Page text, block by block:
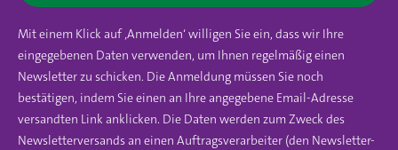
Mit einem Klick auf ‚Anmelden‘ willigen Sie ein, dass wir Ihre
eingegebenen Daten verwenden, um Ihnen regelmäßig einen
Newsletter zu schicken. Die Anmeldung müssen Sie noch
bestätigen, indem Sie einen an Ihre angegebene Email-Adresse
versandten Link anklicken. Die Daten werden zum Zweck des
Newsletterversands an einen Auftragsverarbeiter (den Newsletter-